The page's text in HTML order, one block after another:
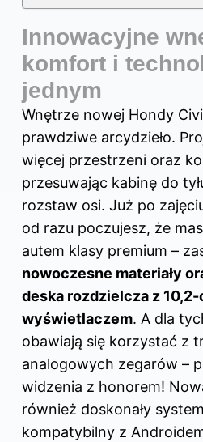
Innowacyjne
komfort i
jednym
Wnętrze nowej Hondy
prawdziwe arcydzieło.
więcej przestrzeni oraz
przesuwając kabinę do
rozstaw osi. Już po
od razu poczujesz, że
autem klasy premium –
nowoczesne materiały
deska rozdzielcza z
wyświetlaczem. A dla
obawiają się korzystać z
analogowych zegarów –
widzenia z honorem!
również doskonały
kompatybilny z